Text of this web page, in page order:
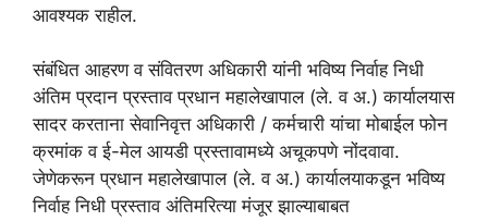
आवश्यक राहील.
संबंधित आहरण व संवितरण अधिकारी यांनी भविष्य निर्वाह निधी
अंतिम प्रदान प्रस्ताव प्रधान महालेखापाल (ले. व अ.) कार्यालयास
सादर करताना सेवानिवृत्त अधिकारी / कर्मचारी यांचा मोबाईल फोन
क्रमांक व ई-मेल आयडी प्रस्तावामध्ये अचूकपणे नोंदवावा.
जेणेकरून प्रधान महालेखापाल (ले. व अ.) कार्यालयाकडून भविष्य
निर्वाह निधी प्रस्ताव अंतिमरित्या मंजूर झाल्याबाबत